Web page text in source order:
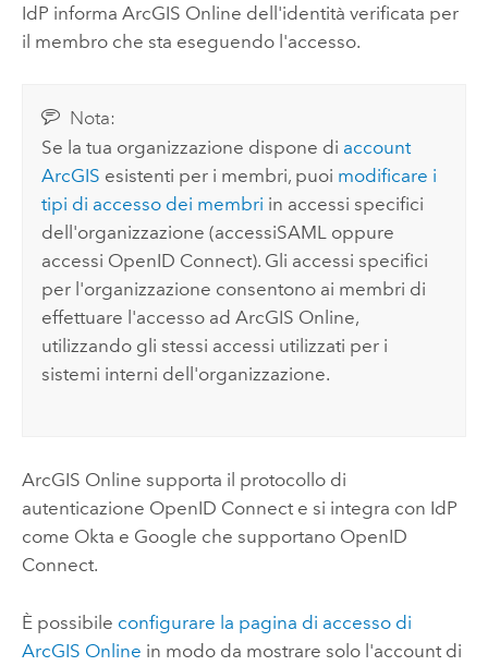
IdP informa ArcGIS Online dell'identità verificata per
il membro che sta eseguendo l'accesso.
Nota:
Se la tua organizzazione dispone di account
ArcGIS esistenti per i membri, puoi modificare i
tipi di accesso dei membri in accessi specifici
dell'organizzazione (accessiSAML oppure
accessi OpenID Connect). Gli accessi specifici
per l'organizzazione consentono ai membri di
effettuare l'accesso adArcGIS Online,
utilizzando gli stessi accessi utilizzati per i
sistemi interni dell'organizzazione.
ArcGIS Online supporta il protocollo di
autenticazione OpenID Connecte si integra con IdP
come Okta e Google che supportano OpenID
Connect.
È possibile configurare la pagina di accesso di
ArcGIS Online in modo da mostrare solo l'account di